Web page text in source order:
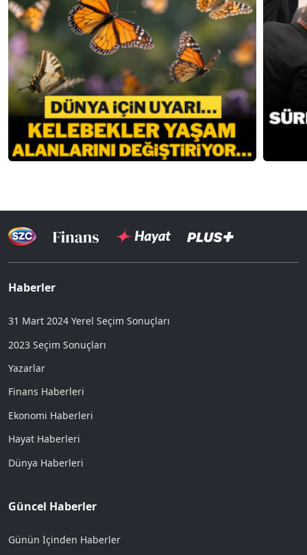
Haberler
31 Mart 2024 Yerel Seçim Sonuçları
2023 Seçim Sonuçları
Yazarlar
Finans Haberleri
Ekonomi Haberleri
Hayat Haberleri
Dünya Haberleri
Güncel Haberler
Günün İçinden Haberler